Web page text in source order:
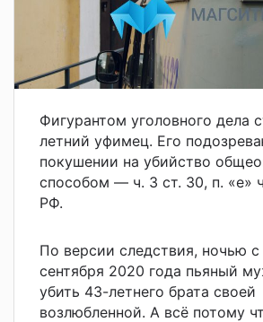
Фигурантом уголовного дела
летний уфимец. Его
покушении на убийство
способом — ч. 3 ст. 30, п. «е»
РФ.
По версии следствия, ночью с
сентября 2020 года пьяный
убить 43-летнего брата своей
возлюбленной. А всё потому